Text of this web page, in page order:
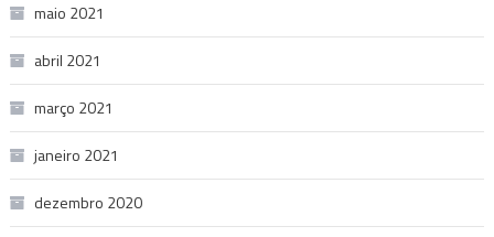
maio 2021
abril 2021
março 2021
janeiro 2021
dezembro 2020